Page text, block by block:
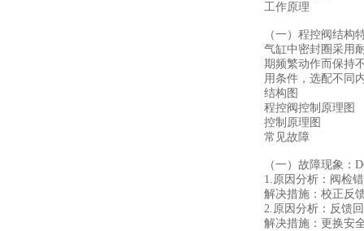
工作原理
（一）程控阀结构
气缸中密封圈采用
期频繁动作而保持
用条件，选配不同
结构图
程控阀控制原理图
控制原理图
常见故障
（一）故障现象：
1.原因分析：阀检
解决措施：校正反
2.原因分析：反馈
解决措施：更换安